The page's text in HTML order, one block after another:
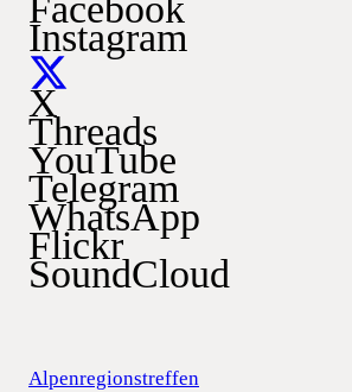
Instagram
X
Threads
YouTube
Telegram
WhatsApp
Flickr
SoundCloud
Alpenregionstreffen